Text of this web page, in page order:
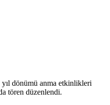
yıl dönümü anma etkinlikleri
tören düzenlendi.